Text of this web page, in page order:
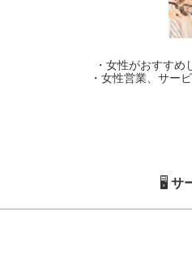
・女性がおすすめ
・女性営業、サー
🖥️ サ